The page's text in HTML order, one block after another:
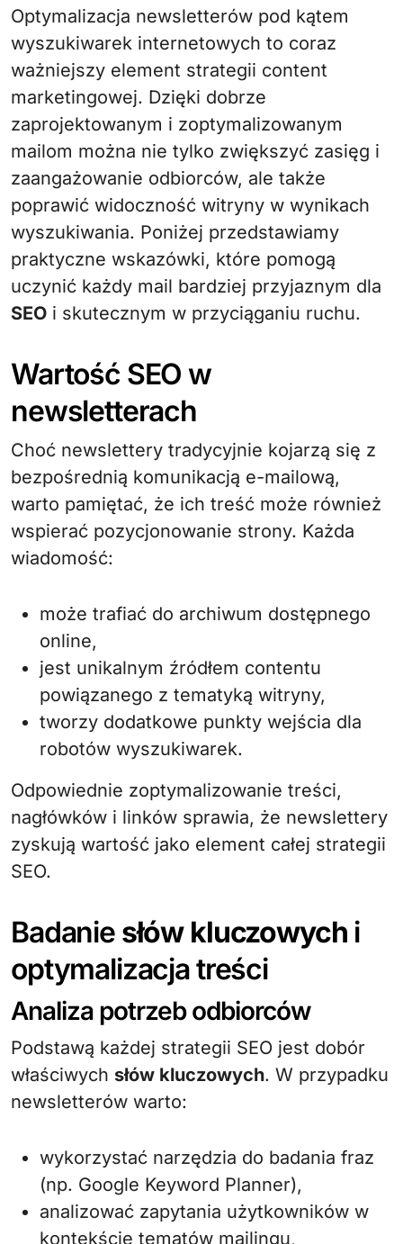
Optymalizacja newsletterów pod kątem
wyszukiwarek internetowych to coraz
ważniejszy element strategii content
marketingowej. Dzięki dobrze
zaprojektowanym i zoptymalizowanym
mailom można nie tylko zwiększyć zasięg i
zaangażowanie odbiorców, ale także
poprawić widoczność witryny w wynikach
wyszukiwania. Poniżej przedstawiamy
praktyczne wskazówki, które pomogą
uczynić każdy mail bardziej przyjaznym dla
SEO i skutecznym w przyciąganiu ruchu.
Wartość SEO w
newsletterach
Choć newslettery tradycyjnie kojarzą się z
bezpośrednią komunikacją e-mailową,
warto pamiętać, że ich treść może również
wspierać pozycjonowanie strony. Każda
wiadomość:
może trafiać do archiwum dostępnego
online,
jest unikalnym źródłem contentu
powiązanego z tematyką witryny,
tworzy dodatkowe punkty wejścia dla
robotów wyszukiwarek.
Odpowiednie zoptymalizowanie treści,
nagłówków i linków sprawia, że newslettery
zyskują wartość jako element całej strategii
SEO.
Badanie słów kluczowych i
optymalizacja treści
Analiza potrzeb odbiorców
Podstawą każdej strategii SEO jest dobór
właściwych słów kluczowych. W przypadku
newsletterów warto:
wykorzystać narzędzia do badania fraz
(np. Google Keyword Planner),
analizować zapytania użytkowników w
kontekście tematów mailingu,